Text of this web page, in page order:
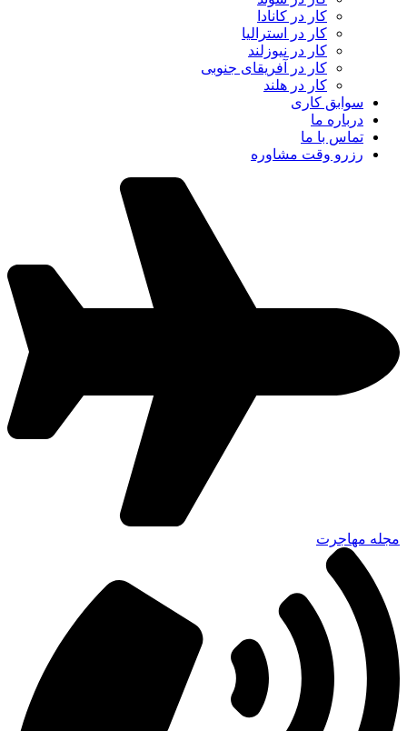
کار در کانادا
کار در استرالیا
کار در نیوزلند
کار در آفریقای جنوبی
کار در هلند
سوابق کاری
درباره ما
تماس با ما
رزرو وقت مشاوره
مجله مهاجرت